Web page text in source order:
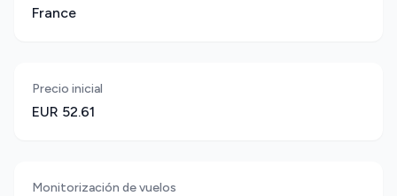
France
Precio inicial
EUR 52.61
Monitorización de vuelos